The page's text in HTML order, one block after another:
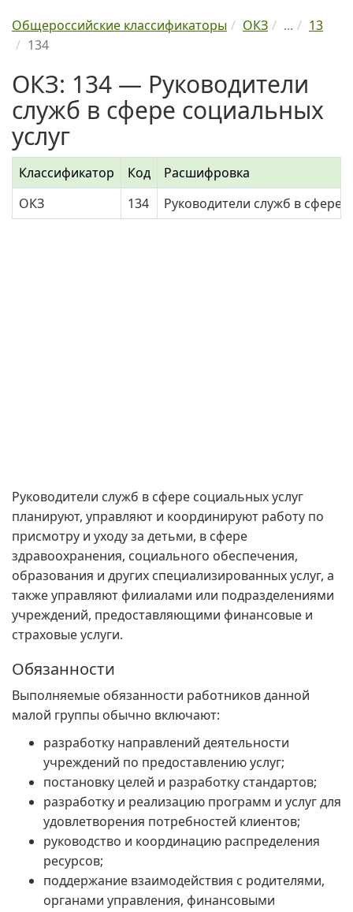
Общероссийские классификаторы ОКЗ ...
13
134
ОКЗ: 134 — Руководители
служб в сфере социальных
услуг
Классификатор Код
Расшифровка
ОКЗ
134 Руководители служб в сфере
Руководители служб в сфере социальных услуг
планируют, управляют и координируют работу по
присмотру и уходу за детьми, в сфере
здравоохранения, социального обеспечения,
образования и других специализированных услуг, а
также управляют филиалами или подразделениями
учреждений, предоставляющими финансовые и
страховые услуги.
Обязанности
Выполняемые обязанности работников данной
малой группы обычно включают:
разработку направлений деятельности
учреждений по предоставлению услуг;
постановку целей и разработку стандартов;
разработку и реализацию программ и услуг для
удовлетворения потребностей клиентов;
руководство и координацию распределения
ресурсов;
поддержание взаимодействия с родителями,
органами управления, финансовыми